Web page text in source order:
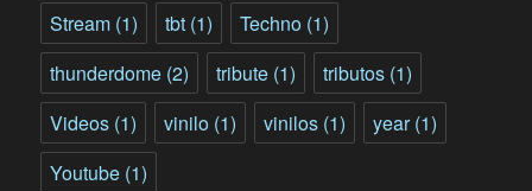
Stream (1) tbt (1) Techno (1)
thunderdome (2) tribute (1) tributos (1)
Videos (1) vinilo (1) vinilos (1) year(1)
Youtube (1)